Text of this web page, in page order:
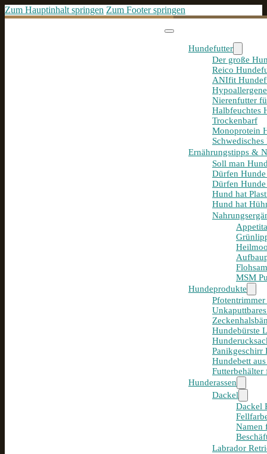
Zum Hauptinhalt springen Zum Footer springen
Hundefutter
Der große
Reico
ANIfit
Nierenfutter
Halbfeuchtes
Trockenbarf
Monoprotein
Ernährungstipps &
Soll man
Dürfen
Dürfen Hunde
Hund hat
Hund hat
MSM
Hundeprodukte
Hundebürste
Panikgeschirr
Hundebett
Hunderassen
Dackel
Dackel
Namen
Labrador